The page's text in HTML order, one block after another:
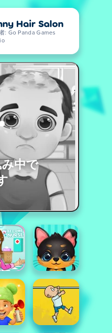
Hair Salon
: Go Panda Games
中で